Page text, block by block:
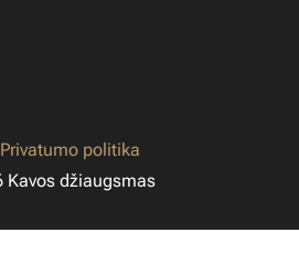
Privatumo politika
džiaugsmas